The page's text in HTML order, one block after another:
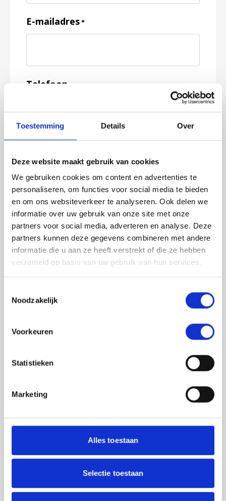
Toestemming Details Over
Deze website maakt gebruik van cookies
We gebruiken cookies om content en advertenties te
personaliseren, om functies voor social media te bieden
en om ons websiteverkeer te analyseren. Ook delen we
informatie over uw gebruik van onze site met onze
partners voor social media, adverteren en analyse. Deze
partners kunnen deze gegevens combineren met andere
informatie die u aan ze heeft verstrekt of die ze hebben
verzameld op basis van uw gebruik van hun services.
Noodzakelijk
Voorkeuren
Statistieken
Marketing
Alles toestaan
Selectie toestaan
E-mailadres*
Telefoon
Jouw feedback wordt verwerkt door de
adviseurs van het team richtlijnen NCJ. Als zij
feedback meegenomen wordt met de
Ik ga akkoord dat mijn gegevens
worden gedeeld met de
zijn bij deze JGZ-richtlijn.
Versturen